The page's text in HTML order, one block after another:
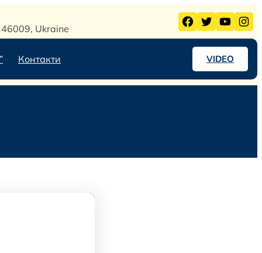
Ukraine Facebook Twitter YouTube Instagram
Контакти VIDEO